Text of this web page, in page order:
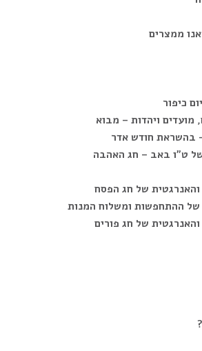
ממצרים
כיפור
מועדים ויהדות – מבוא
בהשראת חודש אדר
ט”ו באב – חג האהבה
של חג הפסח
ההתחפשות ומשלוח המנות
של חג פורים